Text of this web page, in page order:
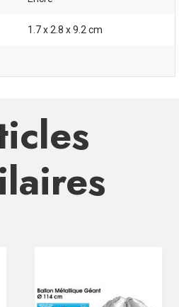
1.7 x 2.8 x 9.2 cm